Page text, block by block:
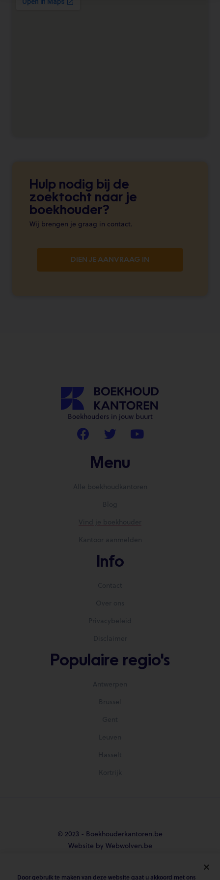
Hulp nodig bij de
zoektocht naar je
boekhouder?
Wij brengen je graag in contact.
DIEN JE AANVRAAG IN
Boekhouders in jouw buurt
Menu
Alle boekhoudkantoren
Blog
Vind je boekhouder
Kantoor aanmelden
Info
Contact
Over ons
Privacybeleid
Disclaimer
Populaire regio's
Antwerpen
Brussel
Gent
Leuven
Hasselt
Kortrijk
© 2023 - Boekhouderkantoren.be
Website by Webwolven.be
Door gebruik te maken van deze website gaat u akkoord met ons